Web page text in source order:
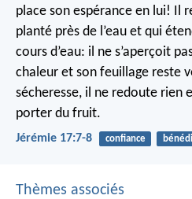
place son espérance en lui! Il
planté près de l’eau et qui
cours d’eau: il ne s’aperçoit
chaleur et son feuillage reste
sécheresse, il ne redoute rien
porter du fruit.
Jérémie 17:7-8 confiance
Thèmes associés